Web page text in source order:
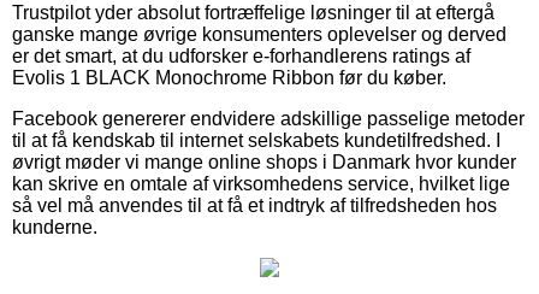
Trustpilot yder absolut fortræffelige løsninger til at eftergå
ganske mange øvrige konsumenters oplevelser og derved
er det smart, at du udforsker e-forhandlerens ratings af
Evolis 1 BLACK Monochrome Ribbon før du køber.
Facebook genererer endvidere adskillige passelige metoder
til at få kendskab til internet selskabets kundetilfredshed. I
øvrigt møder vi mange online shops i Danmark hvor kunder
kan skrive en omtale af virksomhedens service, hvilket lige
så vel må anvendes til at få et indtryk af tilfredsheden hos
kunderne.